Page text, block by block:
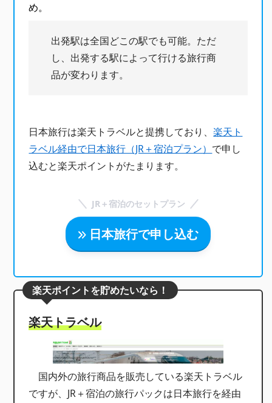
め。
出発駅は全国どこの駅でも可能。ただ
し、出発する駅によって行ける旅行商
品が変わります。
日本旅行は楽天トラベルと提携しており、楽天ト
ラベル経由で日本旅行（JR＋宿泊プラン） で申し
込むと楽天ポイントがたまります。
JR＋宿泊のセットプラン
日本旅行で申し込む
楽天ポイントを貯めたいなら！
楽天トラベル
国内外の旅行商品を販売している楽天トラベル
ですが、JR＋宿泊の旅行パックは日本旅行を経由